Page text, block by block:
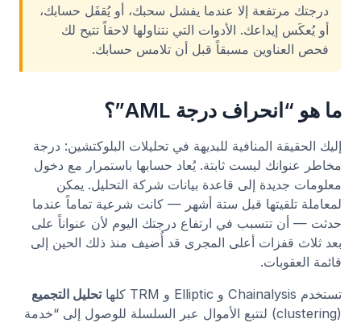
درجتك مرتفعة إلا عندما يفشل سحبك، أو يُقفَل حسابك،
أو يُعكَس إيداعك. الأدوات التي نتناولها لاحقاً تتيح لك
فحص العناوين مسبقاً قبل أن تلامس حسابك.
ما هو “انحراف درجة AML”؟
إليك الحقيقة المنافية للبديهة في تحليلات البلوكتشين: درجة
مخاطر عنوانك ليست ثابتة. يُعاد حسابها باستمرار مع دخول
معلومات جديدة إلى قاعدة بيانات شركة التحليل. يمكن
لمعاملة تلقيتها قبل ستة أشهر — كانت شرعية تماماً عندما
حدثت — أن تتسبب في ارتفاع درجتك اليوم لأن عنواناً على
بعد ثلاث قفزات أعلى المجرى قد أُضيف منذ ذلك الحين إلى
قائمة العقوبات.
تستخدم Chainalysis و Elliptic و TRM كلها
تحليل التجميع
(clustering) لتتبع الأموال عبر السلسلة للوصول إلى “خدمة